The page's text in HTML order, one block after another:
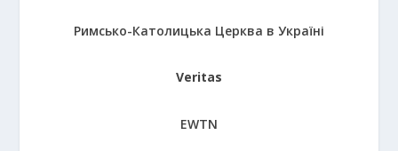
Римсько-Католицька Церква в Україні
Veritas
EWTN